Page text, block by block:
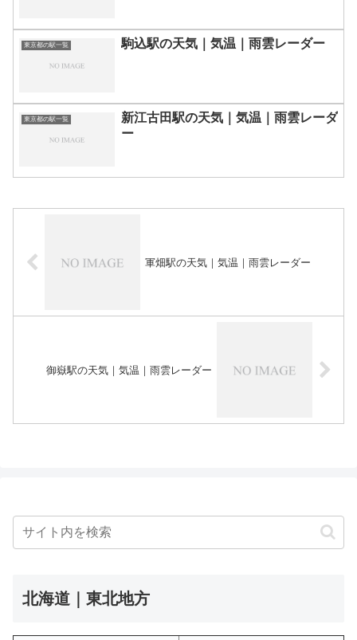
東京都の駅一覧 駒込駅の天気｜気温｜雨雲レーダー
東京都の駅一覧
新江古田駅の天気｜気温｜雨雲レーダ
ー
軍畑駅の天気｜気温｜雨雲レーダー
御嶽駅の天気｜気温｜雨雲レーダー
北海道｜東北地方